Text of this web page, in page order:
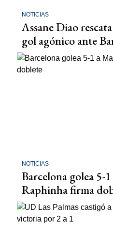
NOTICIAS
Assane Diao
gol agónico ante
NOTICIAS
Barcelona golea 5-
Raphinha firma